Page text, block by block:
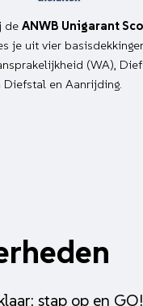
de ANWB Unigarant
je uit vier
(WA),
Diefstal en Aanrijding.
stap op en GO!